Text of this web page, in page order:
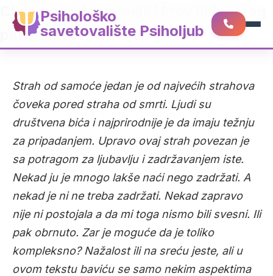
Psihološko
savetovalište Psiholjub
Cigla po cigla, temelji i krov ljubavnog
partnerstva
Strah od samoće jedan je od najvećih strahova
čoveka pored straha od smrti. Ljudi su
društvena bića i najprirodnije je da imaju težnju
za pripadanjem. Upravo ovaj strah povezan je
sa potragom za ljubavlju i zadržavanjem iste.
Nekad ju je mnogo lakše naći nego zadržati. A
nekad je ni ne treba zadržati. Nekad zapravo
nije ni postojala a da mi toga nismo bili svesni. Ili
pak obrnuto. Zar je moguće da je toliko
kompleksno? Nažalost ili na sreću jeste, ali u
ovom tekstu baviću se samo nekim aspektima